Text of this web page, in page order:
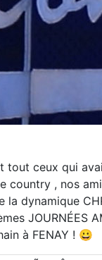
tout ceux qui
country , nos
la dynamique
JOURNÉES
à FENAY ! 😀